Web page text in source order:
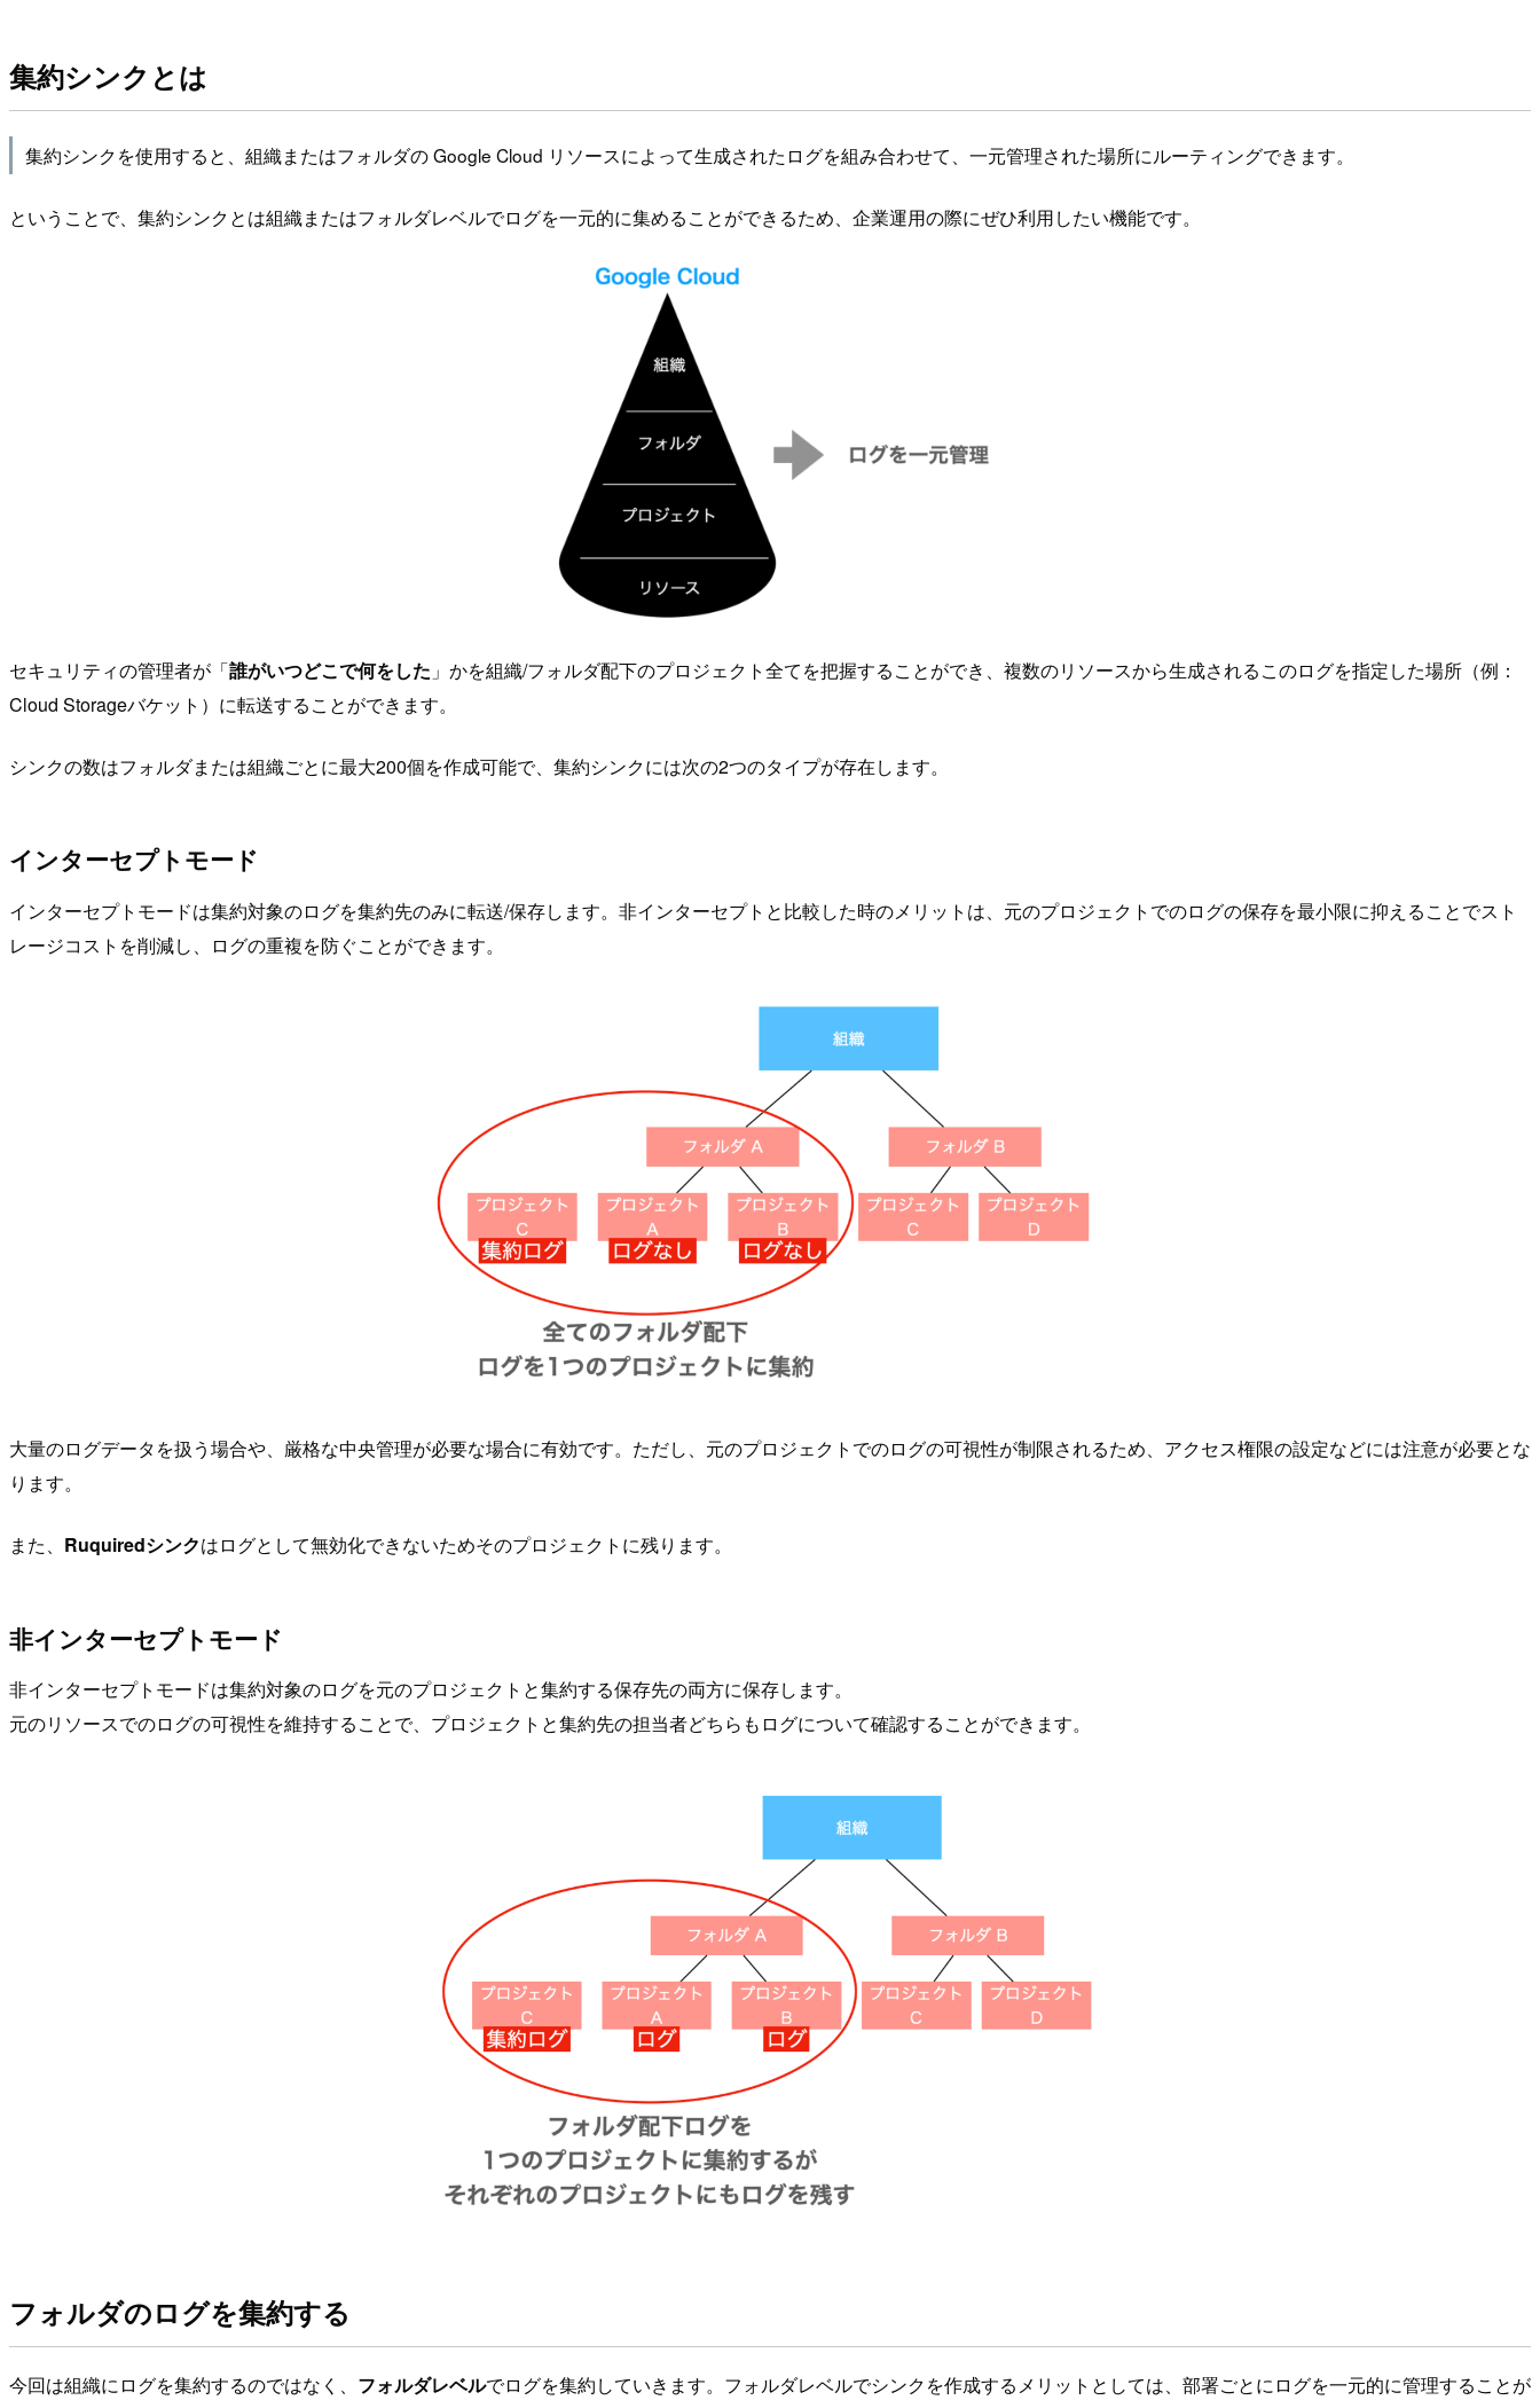
集約シンクとは
集約シンクを使用すると、組織またはフォルダの Google Cloud リソースによって生成されたログを組み合わせて、一元管理された場所にルーティングできます。
ということで、集約シンクとは組織またはフォルダレベルでログを一元的に集めることができるため、企業運用の際にぜひ利用したい機能です。
セキュリティの管理者が「誰がいつどこで何をした 」かを組織/フォルダ配下のプロジェクト全てを把握することができ、複数のリソースから生成されるこのログを指定した場所（例：
Cloud Storageバケット）に転送することができます。
シンクの数はフォルダまたは組織ごとに最大200個を作成可能で、集約シンクには次の2つのタイプが存在します。
インターセプトモード
インターセプトモードは集約対象のログを集約先のみに転送/保存します。非インターセプトと比較した時のメリットは、元のプロジェクトでのログの保存を最小限に抑えることでスト
レージコストを削減し、ログの重複を防ぐことができます。
大量のログデータを扱う場合や、厳格な中央管理が必要な場合に有効です。ただし、元のプロジェクトでのログの可視性が制限されるため、アクセス権限の設定などには注意が必要とな
ります。
また、 Ruquiredシンクはログとして無効化できないためそのプロジェクトに残ります。
非インターセプトモード
非インターセプトモードは集約対象のログを元のプロジェクトと集約する保存先の両方に保存します。
元のリソースでのログの可視性を維持することで、プロジェクトと集約先の担当者どちらもログについて確認することができます。
フォルダのログを集約する
今回は組織にログを集約するのではなく、 フォルダレベルでログを集約していきます。フォルダレベルでシンクを作成するメリットとしては、部署ごとにログを一元的に管理することが